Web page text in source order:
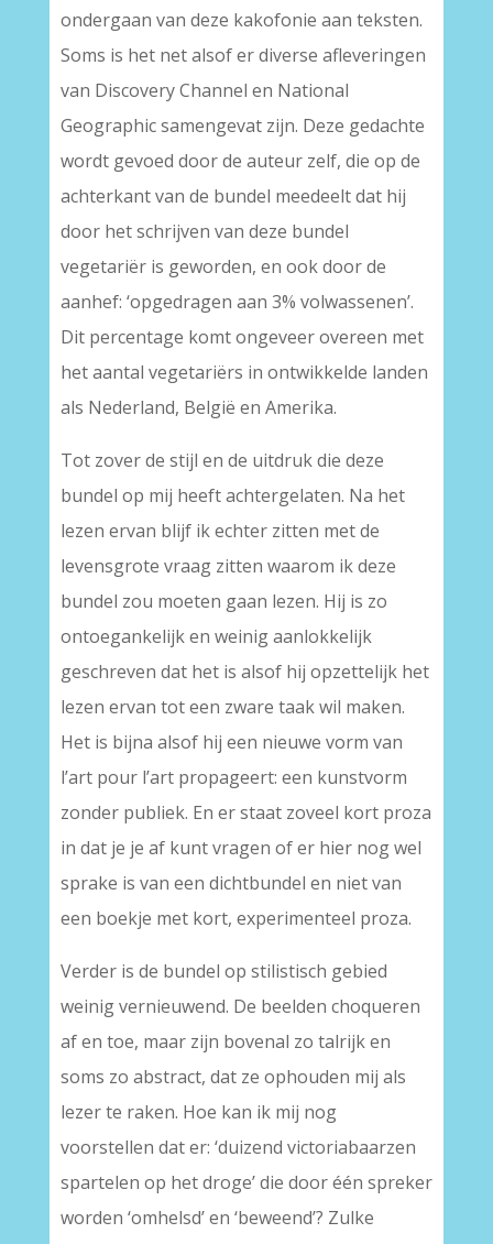
ondergaan van deze kakofonie aan teksten.
Soms is het net alsof er diverse afleveringen
van Discovery Channel en National
Geographic samengevat zijn. Deze gedachte
wordt gevoed door de auteur zelf, die op de
achterkant van de bundel meedeelt dat hij
door het schrijven van deze bundel
vegetariër is geworden, en ook door de
aanhef: ‘opgedragen aan 3% volwassenen’.
Dit percentage komt ongeveer overeen met
het aantal vegetariërs in ontwikkelde landen
als Nederland, België en Amerika.
Tot zover de stijl en de uitdruk die deze
bundel op mij heeft achtergelaten. Na het
lezen ervan blijf ik echter zitten met de
levensgrote vraag zitten waarom ik deze
bundel zou moeten gaan lezen. Hij is zo
ontoegankelijk en weinig aanlokkelijk
geschreven dat het is alsof hij opzettelijk het
lezen ervan tot een zware taak wil maken.
Het is bijna alsof hij een nieuwe vorm van
l’art pour l’art propageert: een kunstvorm
zonder publiek. En er staat zoveel kort proza
in dat je je af kunt vragen of er hier nog wel
sprake is van een dichtbundel en niet van
een boekje met kort, experimenteel proza.
Verder is de bundel op stilistisch gebied
weinig vernieuwend. De beelden choqueren
af en toe, maar zijn bovenal zo talrijk en
soms zo abstract, dat ze ophouden mij als
lezer te raken. Hoe kan ik mij nog
voorstellen dat er: ‘duizend victoriabaarzen
spartelen op het droge’ die door één spreker
worden ‘omhelsd’ en ‘beweend’? Zulke